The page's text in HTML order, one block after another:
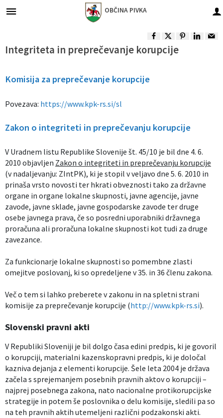
OBČINA PIVKA
Integriteta in preprečevanje korupcije
Komisija za preprečevanje korupcije
Povezava: https://www.kpk-rs.si/sl
Zakon o integriteti in preprečevanju korupcije
V Uradnem listu Republike Slovenije št. 45/10 je bil dne 4. 6.
2010 objavljen Zakon o integriteti in preprečevanju korupcije
(v nadaljevanju: ZIntPK), ki je stopil v veljavo dne 5. 6. 2010 in
prinaša vrsto novosti ter hkrati obveznosti tako za državne
organe in organe lokalne skupnosti, javne agencije, javne
zavode, javne sklade, javne gospodarske zavode ter druge
osebe javnega prava, če so posredni uporabniki državnega
proračuna ali proračuna lokalne skupnosti kot tudi za druge
zavezance.
Za funkcionarje lokalne skupnosti so pomembne zlasti
omejitve poslovanj, ki so opredeljene v 35. in 36 členu zakona.
Več o tem si lahko preberete v zakonu in na spletni strani
komisije za preprečevanje korupcije (http://www.kpk-rs.si).
Slovenski pravni akti
V Republiki Sloveniji je bil dolgo časa edini predpis, ki je govoril
o korupciji, materialni kazenskopravni predpis, ki je določal
kazniva dejanja z elementi korupcije. Šele leta 2004 je država
začela s sprejemanjem posebnih pravnih aktov o korupciji –
najprej posebnega zakona, nato nacionalne protikorupcijske
strategije in potem še poslovnika o delu komisije, sledili pa so
na teh pravnih aktih utemeljeni različni podzakonski akti.
Varstvo osebnih podatkov
Informacije javnega značaja
Lokalne volitve
Integriteta in preprečevanje korupcije
Gospodarske javne službe
Civilna zaščita in gasilstvo
Predšolska vzgoja
Izobraževanje
Kultura, šport in turizem
Skupna občinska uprava
Projekti in investicije
Občinski predpisi
Krajinski park
Nasvet za izlet
Turizem - znamenitosti
Seznam defibrilatorjev